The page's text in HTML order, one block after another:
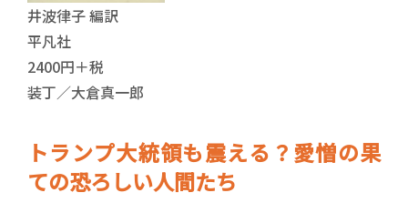
井波律子 編訳
平凡社
2400円＋税
装丁／大倉真一郎
トランプ大統領も震える？愛憎の果
ての恐ろしい人間たち